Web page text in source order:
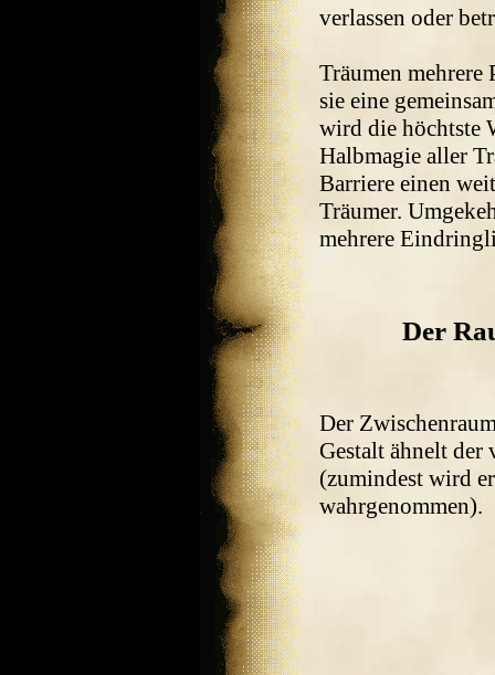
verlassen oder
Träumen mehrere
sie eine
wird die höchtste
Halbmagie aller
Barriere einen
Träumer.
mehrere
Der
Der
Gestalt ähnelt der
(zumindest wird
wahrgenommen).